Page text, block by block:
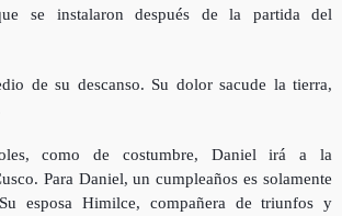
se instalaron después de la partida del
de su descanso. Su dolor sacude la tierra,
como de costumbre, Daniel irá a la
Para Daniel, un cumpleaños es solamente
esposa Himilce, compañera de triunfos y